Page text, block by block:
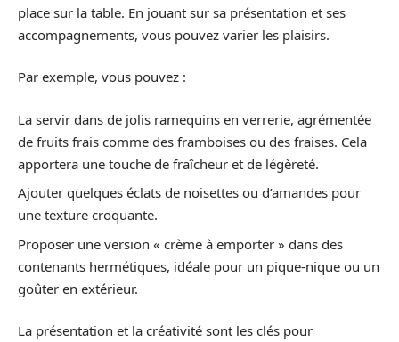
place sur la table. En jouant sur sa présentation et ses
accompagnements, vous pouvez varier les plaisirs.
Par exemple, vous pouvez :
La servir dans de jolis ramequins en verrerie, agrémentée
de fruits frais comme des framboises ou des fraises. Cela
apportera une touche de fraîcheur et de légèreté.
Ajouter quelques éclats de noisettes ou d’amandes pour
une texture croquante.
Proposer une version « crème à emporter » dans des
contenants hermétiques, idéale pour un pique-nique ou un
goûter en extérieur.
La présentation et la créativité sont les clés pour